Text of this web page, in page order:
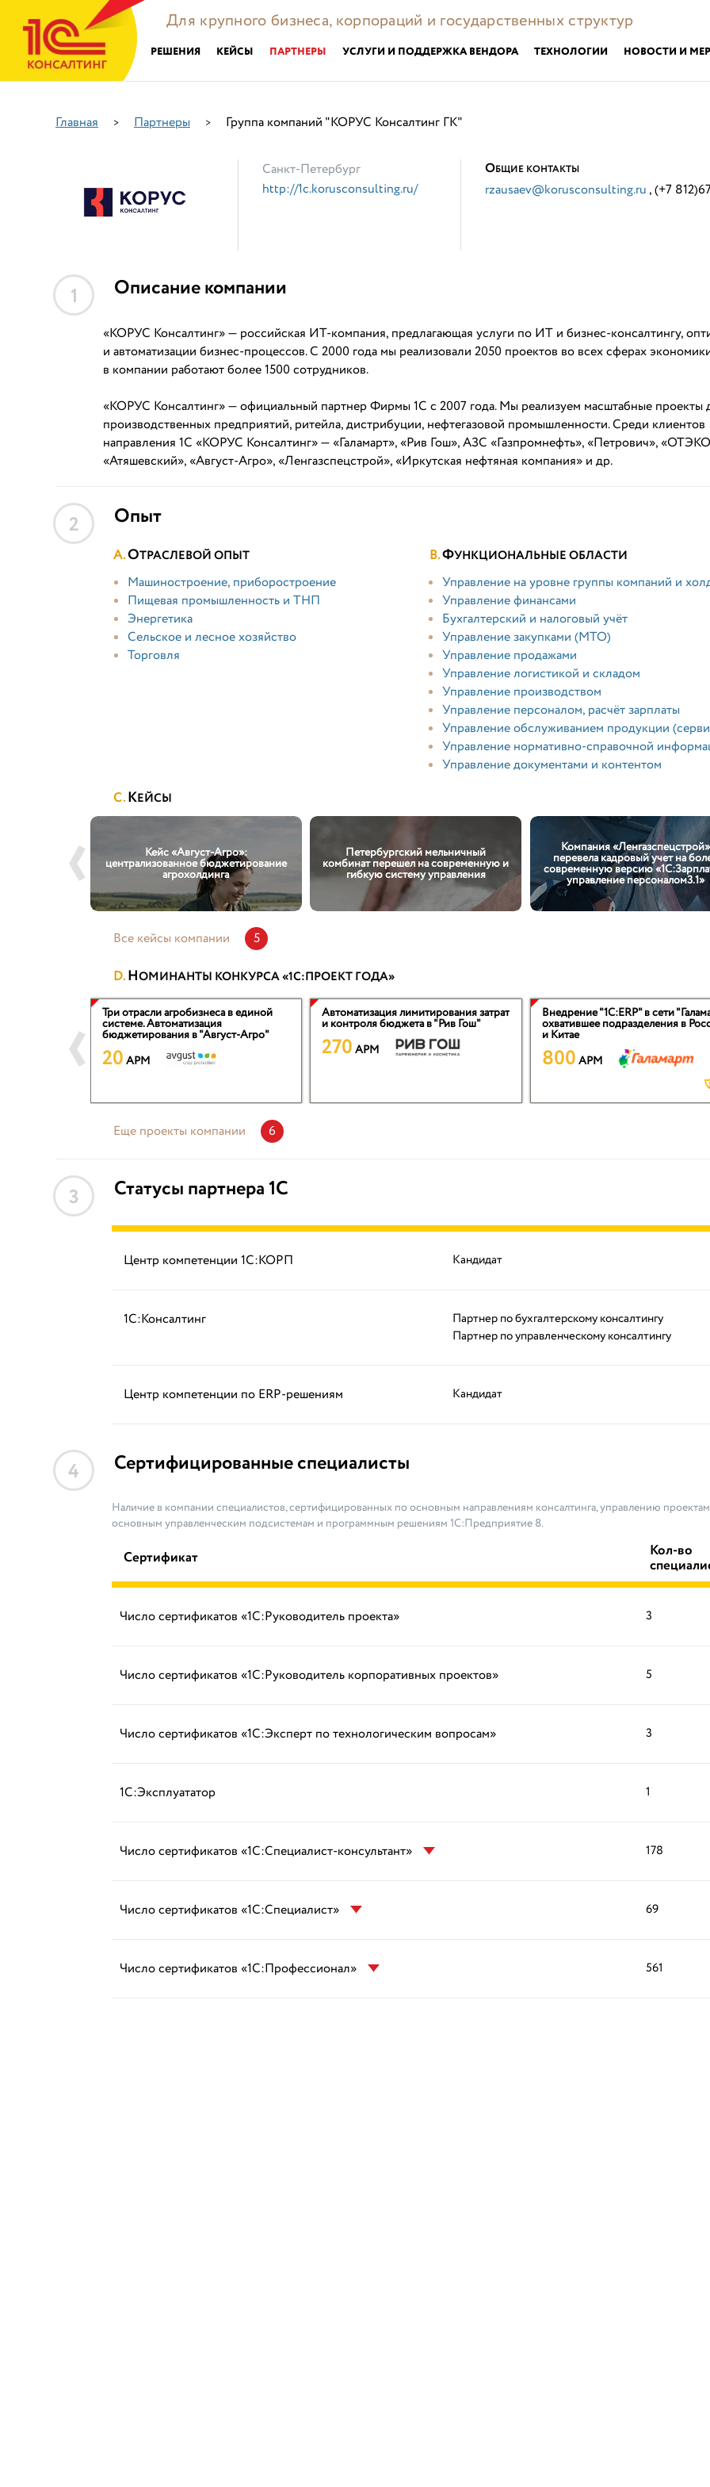
Для крупного бизнеса, корпораций и государственных структур
РЕШЕНИЯ КЕЙСЫ ПАРТНЕРЫ УСЛУГИ И ПОДДЕРЖКА ВЕНДОРА ТЕХНОЛОГИИ НОВОСТИ И
Главная > Партнеры > Группа компаний "КОРУС Консалтинг ГК"
Санкт-Петербург
http://1c.korusconsulting.ru/
ОБЩИЕ КОНТАКТЫ
rzausaev@korusconsulting.ru , (+7
1 Описание компании
«КОРУС Консалтинг» — российская ИТ-компания, предлагающая услуги по ИТ и бизнес-консалтингу,
и автоматизации бизнес-процессов. С 2000 года мы реализовали 2050 проектов во всех сферах
в компании работают более 1500 сотрудников.
«КОРУС Консалтинг» — официальный партнер Фирмы 1С с 2007 года. Мы реализуем масштабные проекты
производственных предприятий, ритейла, дистрибуции, нефтегазовой промышленности. Среди клиентов
направления 1С «КОРУС Консалтинг» — «Галамарт», «Рив Гош», АЗС «Газпромнефть», «Петрович»,
«Атяшевский», «Август-Агро», «Ленгазспецстрой», «Иркутская нефтяная компания» и др.
2 Опыт
ОТРАСЛЕВОЙ ОПЫТ
Машиностроение, приборостроение
Пищевая промышленность и ТНП
Энергетика
Сельское и лесное хозяйство
Торговля
ФУНКЦИОНАЛЬНЫЕ ОБЛАСТИ
Управление на уровне группы компаний и
Управление финансами
Бухгалтерский и налоговый учёт
Управление закупками (МТО)
Управление продажами
Управление логистикой и складом
Управление производством
Управление персоналом, расчёт зарплаты
Управление обслуживанием продукции
Управление нормативно-справочной
Управление документами и контентом
КЕЙСЫ
Кейс «Август-Агро»:
централизованное бюджетирование
агрохолдинга
Петербургский мельничный
комбинат перешел на современную и
гибкую систему управления
Компания «Ленгазспецстрой»
перевела кадровый учет на
современную версию
управление персоналом3.1»
Все кейсы компании 5
НОМИНАНТЫ КОНКУРСА «1С:ПРОЕКТ ГОДА»
Три отрасли агробизнеса в единой
системе. Автоматизация
бюджетирования в "Август-Агро"
20 APM
Автоматизация лимитирования затрат
и контроля бюджета в "Рив Гош"
270 APM
Внедрение "1С:ERP" в сети
охватившее подразделения в
и Китае
800 APM
Еще проекты компании 6
3 Статусы партнера 1С
Центр компетенции 1С:КОРП Кандидат
1С:Консалтинг
Партнер по бухгалтерскому консалтингу
Партнер по управленческому консалтингу
Центр компетенции по ERP-решениям Кандидат
4 Сертифицированные специалисты
Наличие в компании специалистов, сертифицированных по основным направлениям консалтинга, управлению
основным управленческим подсистемам и программным решениям 1С:Предприятие 8.
Сертификат Кол-во
Число сертификатов «1С:Руководитель проекта» 3
Число сертификатов «1С:Руководитель корпоративных проектов» 5
Число сертификатов «1С:Эксперт по технологическим вопросам» 3
1С:Эксплуататор 1
Число сертификатов «1С:Специалист-консультант» 178
Число сертификатов «1С:Специалист» 69
Число сертификатов «1С:Профессионал» 561